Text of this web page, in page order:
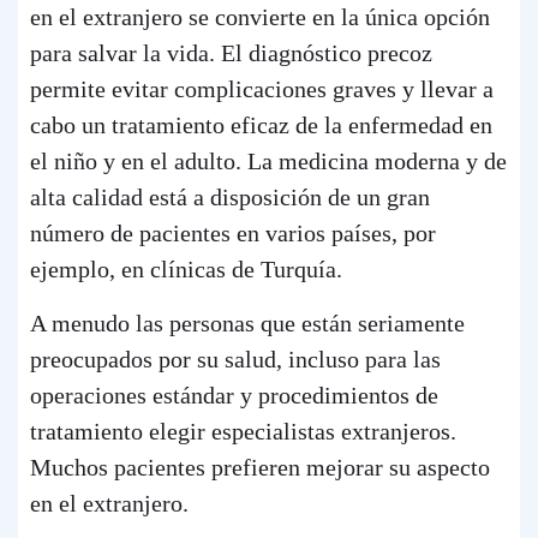
en el extranjero se convierte en la única opción
para salvar la vida. El diagnóstico precoz
permite evitar complicaciones graves y llevar a
cabo un tratamiento eficaz de la enfermedad en
el niño y en el adulto. La medicina moderna y de
alta calidad está a disposición de un gran
número de pacientes en varios países, por
ejemplo, en clínicas de Turquía.
A menudo las personas que están seriamente
preocupados por su salud, incluso para las
operaciones estándar y procedimientos de
tratamiento elegir especialistas extranjeros.
Muchos pacientes prefieren mejorar su aspecto
en el extranjero.